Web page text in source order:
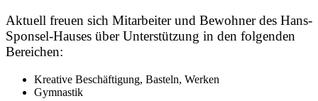
Aktuell freuen sich Mitarbeiter und Bewohner des Hans-
Sponsel-Hauses über Unterstützung in den folgenden
Bereichen:
Kreative Beschäftigung, Basteln, Werken
Gymnastik